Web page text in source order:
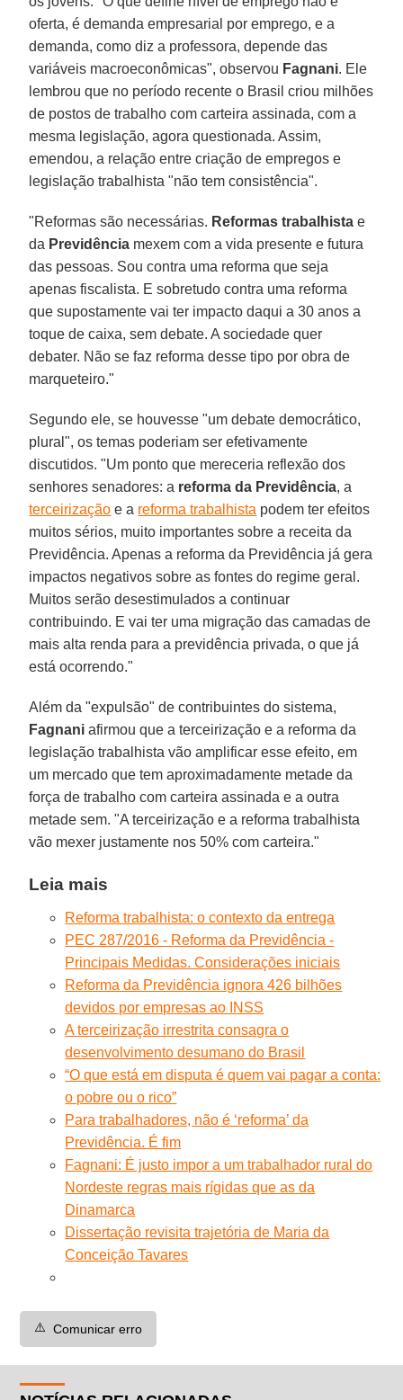
oferta, é demanda empresarial por emprego, e a
demanda, como diz a professora, depende das
variáveis macroeconômicas", observou Fagnani. Ele
lembrou que no período recente o Brasil criou milhões
de postos de trabalho com carteira assinada, com a
mesma legislação, agora questionada. Assim,
emendou, a relação entre criação de empregos e
legislação trabalhista "não tem consistência".
"Reformas são necessárias. Reformas trabalhista e
da Previdência mexem com a vida presente e futura
das pessoas. Sou contra uma reforma que seja
apenas fiscalista. E sobretudo contra uma reforma
que supostamente vai ter impacto daqui a 30 anos a
toque de caixa, sem debate. A sociedade quer
debater. Não se faz reforma desse tipo por obra de
marqueteiro."
Segundo ele, se houvesse "um debate democrático,
plural", os temas poderiam ser efetivamente
discutidos. "Um ponto que mereceria reflexão dos
senhores senadores: a reforma da Previdência, a
terceirização e a reforma trabalhista podem ter efeitos
muitos sérios, muito importantes sobre a receita da
Previdência. Apenas a reforma da Previdência já gera
impactos negativos sobre as fontes do regime geral.
Muitos serão desestimulados a continuar
contribuindo. E vai ter uma migração das camadas de
mais alta renda para a previdência privada, o que já
está ocorrendo."
Além da "expulsão" de contribuintes do sistema,
Fagnani afirmou que a terceirização e a reforma da
legislação trabalhista vão amplificar esse efeito, em
um mercado que tem aproximadamente metade da
força de trabalho com carteira assinada e a outra
metade sem. "A terceirização e a reforma trabalhista
vão mexer justamente nos 50% com carteira."
Leia mais
Reforma trabalhista: o contexto da entrega
PEC 287/2016 - Reforma da Previdência -
Principais Medidas. Considerações iniciais
Reforma da Previdência ignora 426 bilhões
devidos por empresas ao INSS
A terceirização irrestrita consagra o
desenvolvimento desumano do Brasil
“O que está em disputa é quem vai pagar a conta:
o pobre ou o rico”
Para trabalhadores, não é ‘reforma’ da
Previdência. É fim
Fagnani: É justo impor a um trabalhador rural do
Nordeste regras mais rígidas que as da
Dinamarca
Dissertação revisita trajetória de Maria da
Conceição Tavares
⚠️ Comunicar erro